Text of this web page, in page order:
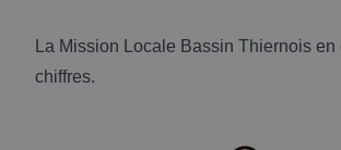
La Mission Locale Bassin Thiernois
chiffres.